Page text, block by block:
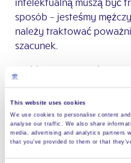
This website uses cookies
We use cookies to personalise content
analyse our traffic. We also share
media, advertising and analytics partners
that you’ve provided to them or that
sposób – jesteśmy
należy traktować
szacunek.
Problem często polega
niepełnosprawności
niepełnosprawności.
tym, aby to zmienić,
dorosłymi, aby
niepełnosprawnością